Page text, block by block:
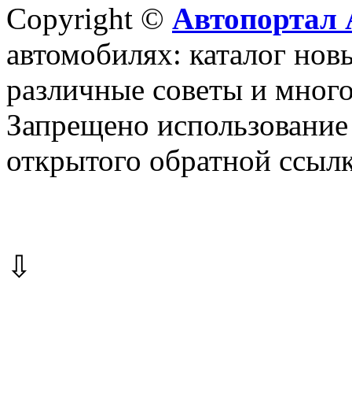
Copyright © Автопортал
автомобилях: каталог
различные советы и
Запрещено
открытого обратной
⇩